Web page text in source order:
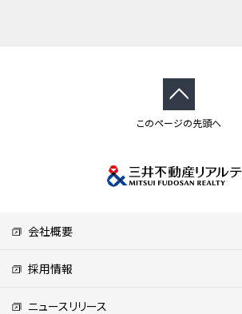
このページの先頭へ
会社概要
採用情報
ニュースリリース